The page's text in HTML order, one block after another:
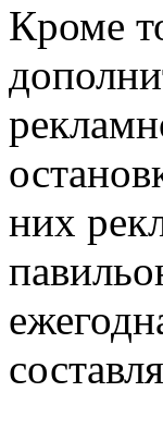
Кроме
них